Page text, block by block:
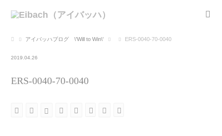
アイバッハブログ \'Will to Win\' ERS-0040-70-0040
2019.04.26
ERS-0040-70-0040